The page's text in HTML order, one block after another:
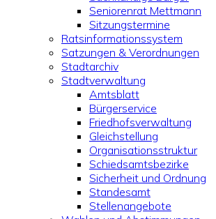
Seniorenrat Mettmann
Sitzungstermine
Ratsinformationssystem
Satzungen & Verordnungen
Stadtarchiv
Stadtverwaltung
Amtsblatt
Bürgerservice
Friedhofsverwaltung
Gleichstellung
Organisationsstruktur
Schiedsamtsbezirke
Sicherheit und Ordnung
Standesamt
Stellenangebote